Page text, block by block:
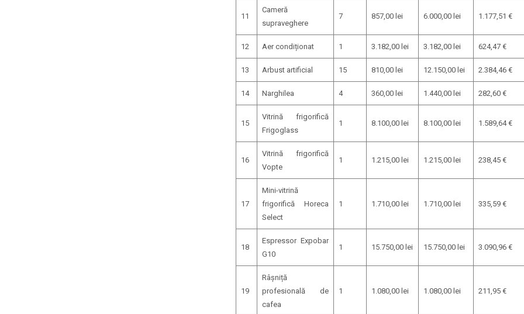
11
Cameră
supraveghere
7 857,00 lei 6.000,00 lei 1.177,51 €
12 Aer condiționat 1 3.182,00 lei 3.182,00 lei 624,47 €
13 Arbust artificial 15 810,00 lei 12.150,00 lei 2.384,46 €
14 Narghilea 4 360,00 lei 1.440,00 lei 282,60 €
15
Vitrină frigorifică
Frigoglass
1 8.100,00 lei 8.100,00 lei 1.589,64 €
16
Vitrină frigorifică
Vopte
1 1.215,00 lei 1.215,00 lei 238,45 €
17
Mini-vitrină
frigorifică Horeca
Select
1 1.710,00 lei 1.710,00 lei 335,59 €
18
Espressor Expobar
G10
1 15.750,00 lei 15.750,00 lei 3.090,96 €
19
Râșniță
profesională de
cafea
1 1.080,00 lei 1.080,00 lei 211,95 €